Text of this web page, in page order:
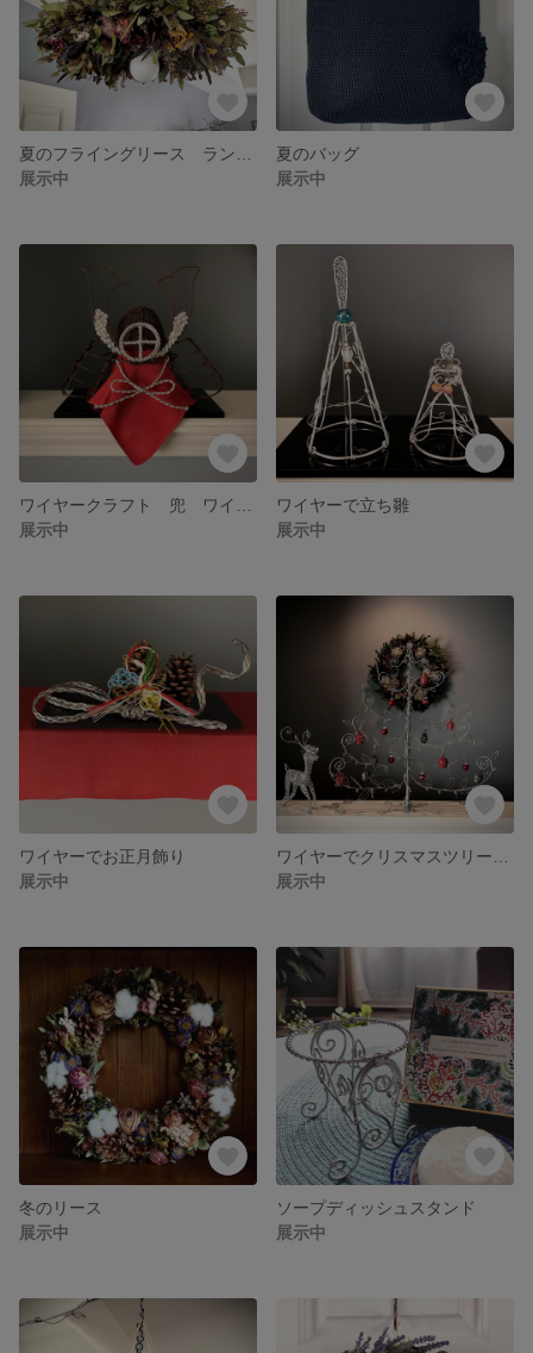
展示中
夏のバッグ
展示中
展示中
ワイヤーで立ち雛
展示中
ワイヤーでお正月飾り
展示中
展示中
冬のリース
展示中
ソープディッシュスタンド
展示中